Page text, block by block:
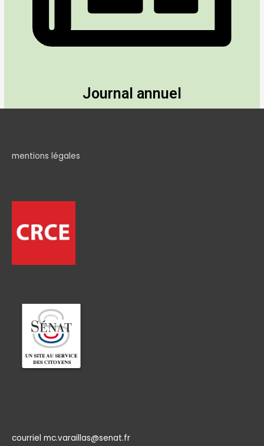
Journal annuel
mentions légales
courriel mc.varaillas@senat.fr